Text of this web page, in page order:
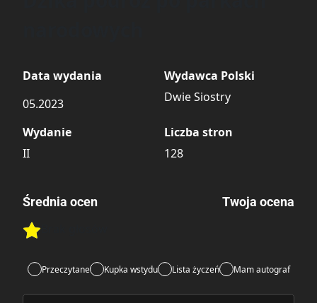
Data wydania
05.2023
Wydawca Polski
Dwie Siostry
Wydanie
II
Liczba stron
128
Średnia ocen
Rate this item:
Twoja ocena
Przeczytane Kupka wstydu Lista życzeń Mam autograf